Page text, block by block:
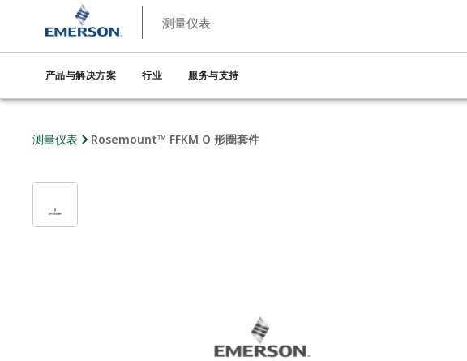
测量仪表
产品与解决方案 行业 服务与支持
测量仪表 Rosemount™ FFKM O 形圈套件